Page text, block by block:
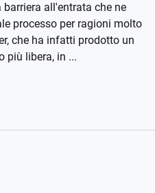
all'entrata che ne
processo per ragioni molto
che ha infatti prodotto un
più libera, in ...